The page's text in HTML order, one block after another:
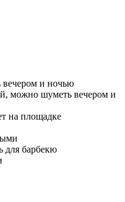
и ночью
можно шуметь вечером и
на площадке
для барбекю